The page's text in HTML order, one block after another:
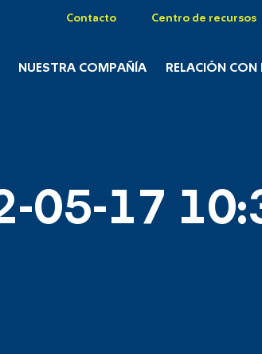
Contacto Centro de recursos
NUESTRA COMPAÑÍA RELACIÓN
05-17